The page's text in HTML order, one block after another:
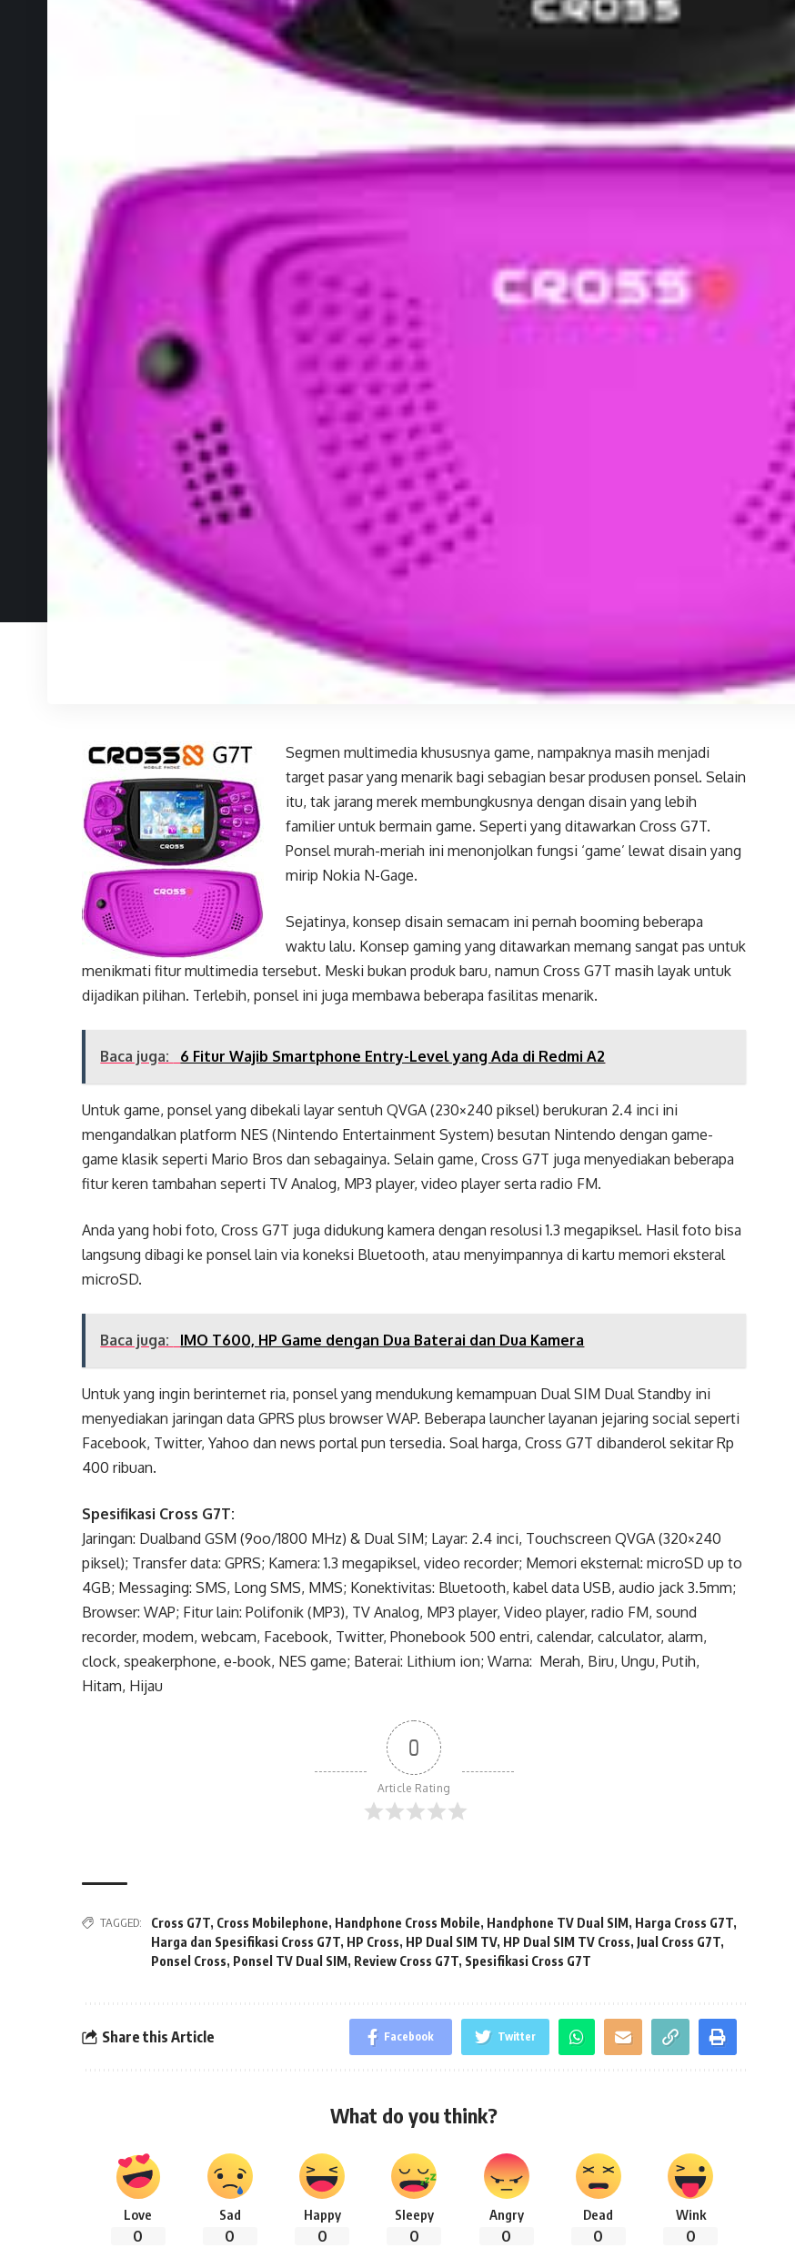
Segmen multimedia khususnya game, nampaknya masih menjadi
target pasar yang menarik bagi sebagian besar produsen ponsel. Selain
itu, tak jarang merek membungkusnya dengan disain yang lebih
familier untuk bermain game. Seperti yang ditawarkan Cross G7T.
Ponsel murah-meriah ini menonjolkan fungsi ‘game’ lewat disain yang
mirip Nokia N-Gage.
Sejatinya, konsep disain semacam ini pernah booming beberapa
waktu lalu. Konsep gaming yang ditawarkan memang sangat pas untuk
menikmati fitur multimedia tersebut. Meski bukan produk baru, namun Cross G7T masih layak untuk
dijadikan pilihan. Terlebih, ponsel ini juga membawa beberapa fasilitas menarik.
Baca juga: 6 Fitur Wajib Smartphone Entry-Level yang Ada di Redmi A2
Untuk game, ponsel yang dibekali layar sentuh QVGA (230×240 piksel) berukuran 2.4 inci ini
mengandalkan platform NES (Nintendo Entertainment System) besutan Nintendo dengan game-
game klasik seperti Mario Bros dan sebagainya. Selain game, Cross G7T juga menyediakan beberapa
fitur keren tambahan seperti TV Analog, MP3 player, video player serta radio FM.
Anda yang hobi foto, Cross G7T juga didukung kamera dengan resolusi 1.3 megapiksel. Hasil foto bisa
langsung dibagi ke ponsel lain via koneksi Bluetooth, atau menyimpannya di kartu memori eksteral
microSD.
Baca juga: IMO T600, HP Game dengan Dua Baterai dan Dua Kamera
Untuk yang ingin berinternet ria, ponsel yang mendukung kemampuan Dual SIM Dual Standby ini
menyediakan jaringan data GPRS plus browser WAP. Beberapa launcher layanan jejaring social seperti
Facebook, Twitter, Yahoo dan news portal pun tersedia. Soal harga, Cross G7T dibanderol sekitar Rp
400 ribuan.
Spesifikasi Cross G7T:
Jaringan: Dualband GSM (9oo/1800 MHz) & Dual SIM; Layar: 2.4 inci, Touchscreen QVGA (320×240
piksel); Transfer data: GPRS; Kamera: 1.3 megapiksel, video recorder; Memori eksternal: microSD up to
4GB; Messaging: SMS, Long SMS, MMS; Konektivitas: Bluetooth, kabel data USB, audio jack 3.5mm;
Browser: WAP; Fitur lain: Polifonik (MP3), TV Analog, MP3 player, Video player, radio FM, sound
recorder, modem, webcam, Facebook, Twitter, Phonebook 500 entri, calendar, calculator, alarm,
clock, speakerphone, e-book, NES game; Baterai: Lithium ion; Warna: Merah, Biru, Ungu, Putih,
Hitam, Hijau
0
Article Rating
TAGGED: Cross G7T, Cross Mobilephone, Handphone Cross Mobile, Handphone TV Dual SIM, Harga Cross G7T,
Harga dan Spesifikasi Cross G7T, HP Cross, HP Dual SIM TV, HP Dual SIM TV Cross, Jual Cross G7T,
Ponsel Cross, Ponsel TV Dual SIM, Review Cross G7T, Spesifikasi Cross G7T
Share this Article Facebook Twitter
What do you think?
Love
0
Sad
0
Happy
0
Sleepy
0
Angry
0
Dead
0
Wink
0